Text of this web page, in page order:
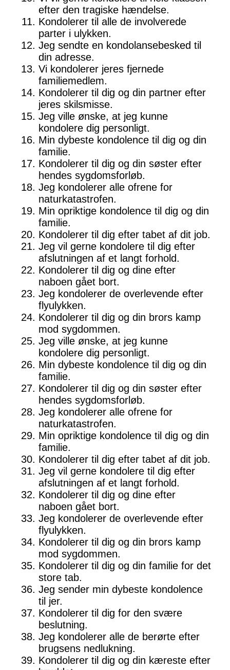
efter den tragiske hændelse.
Kondolerer til alle de involverede
parter i ulykken.
Jeg sendte en kondolansebesked til
din adresse.
Vi kondolerer jeres fjernede
familiemedlem.
Kondolerer til dig og din partner efter
jeres skilsmisse.
Jeg ville ønske, at jeg kunne
kondolere dig personligt.
Min dybeste kondolence til dig og din
familie.
Kondolerer til dig og din søster efter
hendes sygdomsforløb.
Jeg kondolerer alle ofrene for
naturkatastrofen.
Min opriktige kondolence til dig og din
familie.
Kondolerer til dig efter tabet af dit job.
Jeg vil gerne kondolere til dig efter
afslutningen af et langt forhold.
Kondolerer til dig og dine efter
naboen gået bort.
Jeg kondolerer de overlevende efter
flyulykken.
Kondolerer til dig og din brors kamp
mod sygdommen.
Jeg ville ønske, at jeg kunne
kondolere dig personligt.
Min dybeste kondolence til dig og din
familie.
Kondolerer til dig og din søster efter
hendes sygdomsforløb.
Jeg kondolerer alle ofrene for
naturkatastrofen.
Min opriktige kondolence til dig og din
familie.
Kondolerer til dig efter tabet af dit job.
Jeg vil gerne kondolere til dig efter
afslutningen af et langt forhold.
Kondolerer til dig og dine efter
naboen gået bort.
Jeg kondolerer de overlevende efter
flyulykken.
Kondolerer til dig og din brors kamp
mod sygdommen.
Kondolerer til dig og din familie for det
store tab.
Jeg sender min dybeste kondolence
til jer.
Kondolerer til dig for den svære
beslutning.
Jeg kondolerer alle de berørte efter
brugsens nedlukning.
Kondolerer til dig og din kæreste efter